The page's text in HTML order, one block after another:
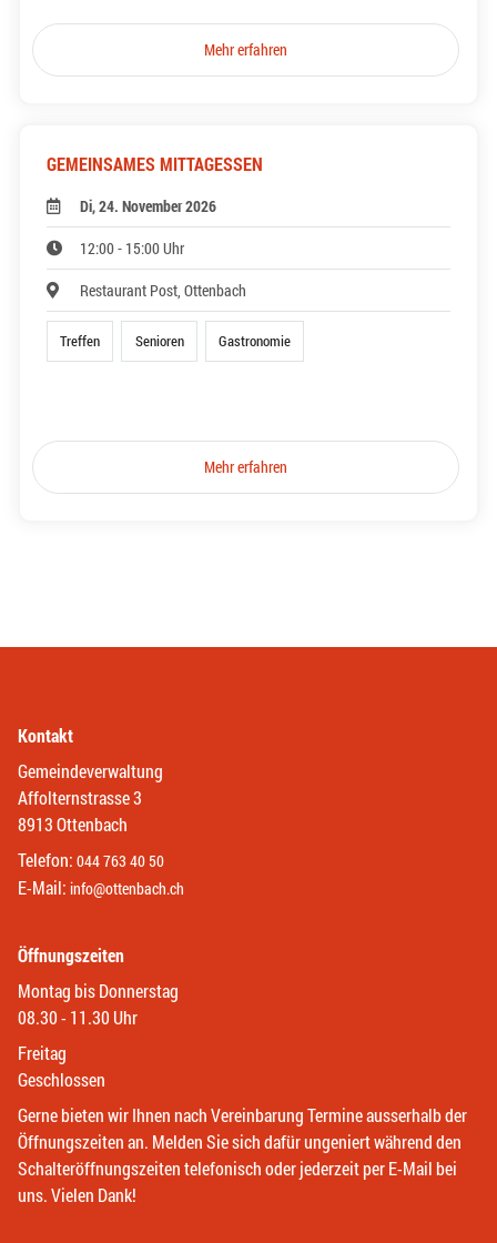
Mehr erfahren
GEMEINSAMES MITTAGESSEN
Di, 24. November 2026
12:00 - 15:00 Uhr
Restaurant Post, Ottenbach
Treffen Senioren Gastronomie
Mehr erfahren
Kontakt
Gemeindeverwaltung
Affolternstrasse 3
8913 Ottenbach
Telefon: 044 763 40 50
E-Mail: info@ottenbach.ch
Öffnungszeiten
Montag bis Donnerstag
08.30 - 11.30 Uhr
Freitag
Geschlossen
Gerne bieten wir Ihnen nach Vereinbarung Termine ausserhalb der
Öffnungszeiten an. Melden Sie sich dafür ungeniert während den
Schalteröffnungszeiten telefonisch oder jederzeit per E-Mail bei
uns. Vielen Dank!